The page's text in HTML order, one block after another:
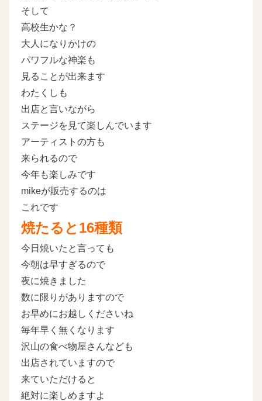
そして
高校生かな？
大人になりかけの
パワフルな神楽も
見ることが出来ます
わたくしも
出店と言いながら
ステージを見て楽しんでいます
アーティストの方も
来られるので
今年も楽しみです
mikeが販売するのは
これです
焼たると16種類
今日焼いたと言っても
今朝は早すぎるので
夜に焼きました
数に限りがありますので
お早めにお越しくださいね
毎年早く無くなります
沢山の食べ物屋さんなども
出店されていますので
来ていただけると
絶対に楽しめますよ